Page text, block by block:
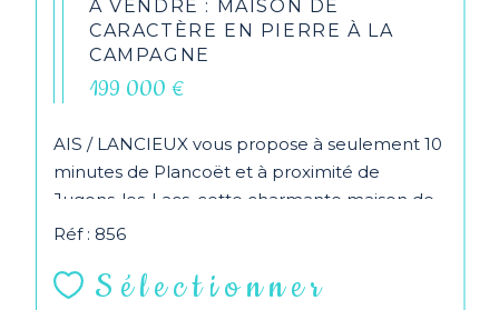
À VENDRE : MAISON DE
CARACTÈRE EN PIERRE À LA
CAMPAGNE
199 000 €
AIS / LANCIEUX vous propose à seulement 10
minutes de Plancoët et à proximité de
Jugons-les-Lacs, cette charmante maison de
caractère en...
Réf : 856
Sélectionner